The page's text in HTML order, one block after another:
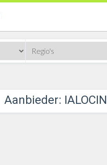
Aanbieder: IALOCIN